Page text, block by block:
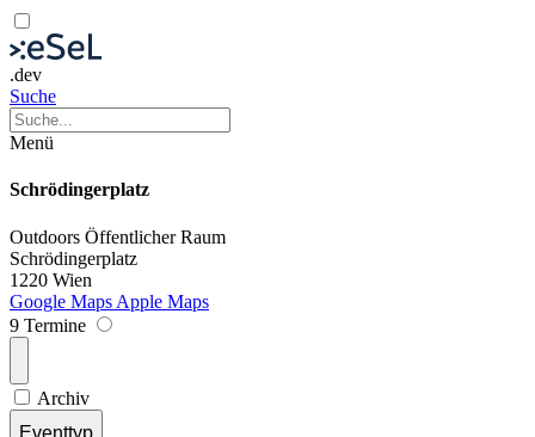
.dev
Suche
Menü
Schrödingerplatz
Outdoors Öffentlicher Raum
Schrödingerplatz
1220 Wien
Google Maps Apple Maps
9 Termine
Archiv
Eventtyp